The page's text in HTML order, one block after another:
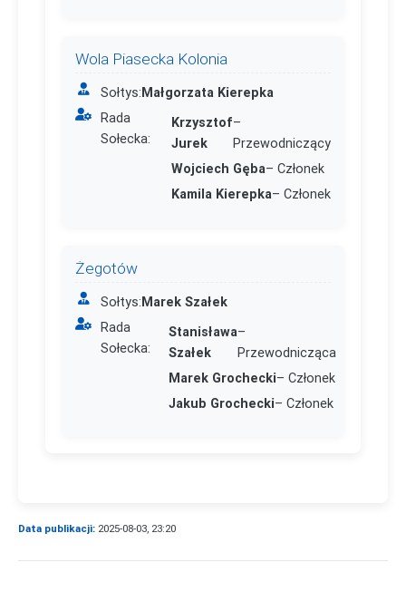
Wola Piasecka Kolonia
Sołtys:Małgorzata Kierepka
Rada
Sołecka:
Krzysztof
Jurek
–
Przewodniczący
Wojciech Gęba– Członek
Kamila Kierepka– Członek
Żegotów
Sołtys:Marek Szałek
Rada
Sołecka:
Stanisława
Szałek
–
Przewodnicząca
Marek Grochecki– Członek
Jakub Grochecki– Członek
Data publikacji: 2025-08-03, 23:20